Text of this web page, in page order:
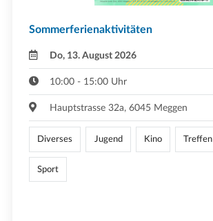
Sommerferienaktivitäten
Do, 13. August 2026
10:00 - 15:00 Uhr
Hauptstrasse 32a, 6045 Meggen
Diverses Jugend Kino Treffen
Sport